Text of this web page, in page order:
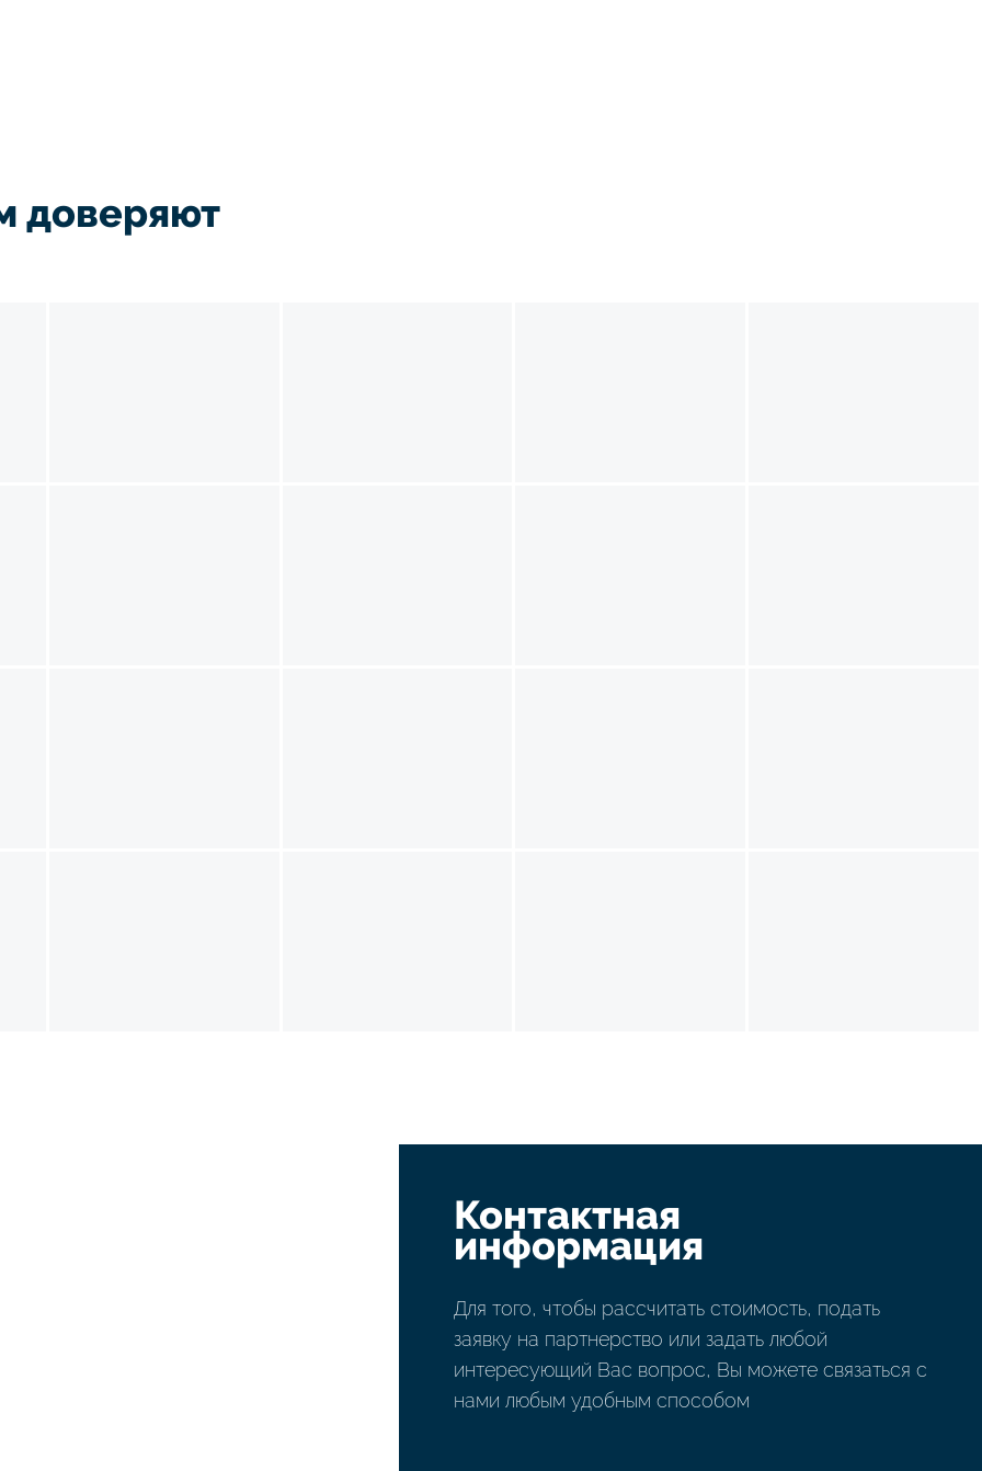
доверяют
Контактная
информация
Для того, чтобы рассчитать стоимость, подать
заявку на партнерство или задать любой
интересующий Вас вопрос, Вы можете связаться с
нами любым удобным способом